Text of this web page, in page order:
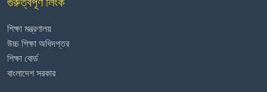
শিক্ষা মন্ত্রণালয়
উচ্চ শিক্ষা অধিদপ্তর
শিক্ষা বোর্ড
বাংলাদেশ সরকার